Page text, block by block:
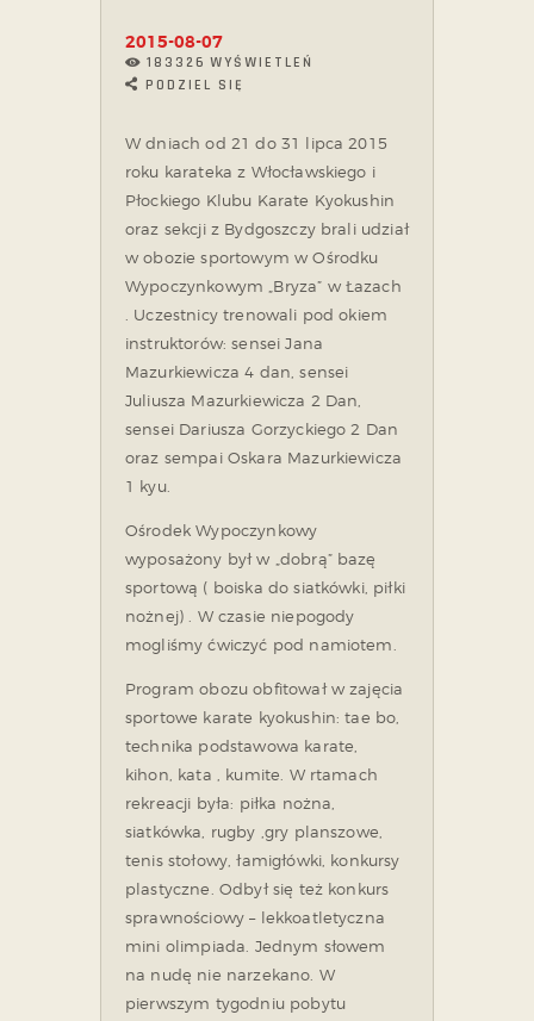
2015-08-07
183326 WYŚWIETLEŃ
PODZIEL SIĘ
W dniach od 21 do 31 lipca 2015
roku karateka z Włocławskiego i
Płockiego Klubu Karate Kyokushin
oraz sekcji z Bydgoszczy brali udział
w obozie sportowym w Ośrodku
Wypoczynkowym „Bryza” w Łazach
. Uczestnicy trenowali pod okiem
instruktorów: sensei Jana
Mazurkiewicza 4 dan, sensei
Juliusza Mazurkiewicza 2 Dan,
sensei Dariusza Gorzyckiego 2 Dan
oraz sempai Oskara Mazurkiewicza
1 kyu.
Ośrodek Wypoczynkowy
wyposażony był w „dobrą” bazę
sportową ( boiska do siatkówki, piłki
nożnej) . W czasie niepogody
mogliśmy ćwiczyć pod namiotem.
Program obozu obfitował w zajęcia
sportowe karate kyokushin: tae bo,
technika podstawowa karate,
kihon, kata , kumite. W rtamach
rekreacji była: piłka nożna,
siatkówka, rugby ,gry planszowe,
tenis stołowy, łamigłówki, konkursy
plastyczne. Odbył się też konkurs
sprawnościowy – lekkoatletyczna
mini olimpiada. Jednym słowem
na nudę nie narzekano. W
pierwszym tygodniu pobytu